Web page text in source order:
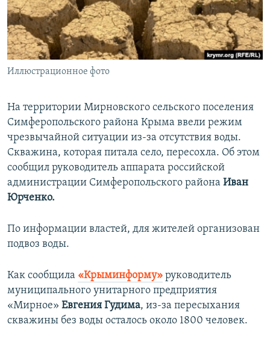
ПОБЕДИТЕЛЕЙ НЕ СУДЯТ?
КРЫМ.НЕПОКОРЕННЫЙ
ELIFBE
УКРАИНСКАЯ ПРОБЛЕМА КРЫМА
ПРИСОЕДИНЯЙТЕСЬ!
Иллюстрационное фото
На территории Мирновского сельского поселения
Симферопольского района Крыма ввели режим
чрезвычайной ситуации из-за отсутствия воды.
Скважина, которая питала село, пересохла. Об этом
сообщил руководитель аппарата российской
администрации Симферопольского района Иван
Юрченко.
По информации властей, для жителей организован
подвоз воды.
Как сообщила «Крыминформу» руководитель
муниципального унитарного предприятия
«Мирное» Евгения Гудима, из-за пересыхания
скважины без воды осталось около 1800 человек.